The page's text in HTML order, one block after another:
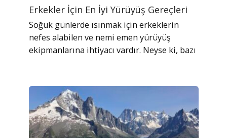
Erkekler İçin En İyi Yürüyüş Gereçleri
Soğuk günlerde ısınmak için erkeklerin
nefes alabilen ve nemi emen yürüyüş
ekipmanlarına ihtiyacı vardır. Neyse ki, bazı